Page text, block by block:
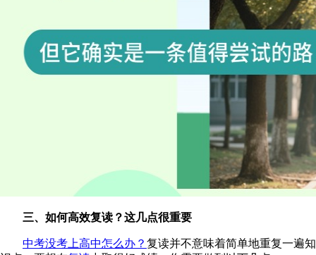
三、如何高效复读？这几点很重要
中考没考上高中怎么办？ 复读并不意味着简单地重复一遍知